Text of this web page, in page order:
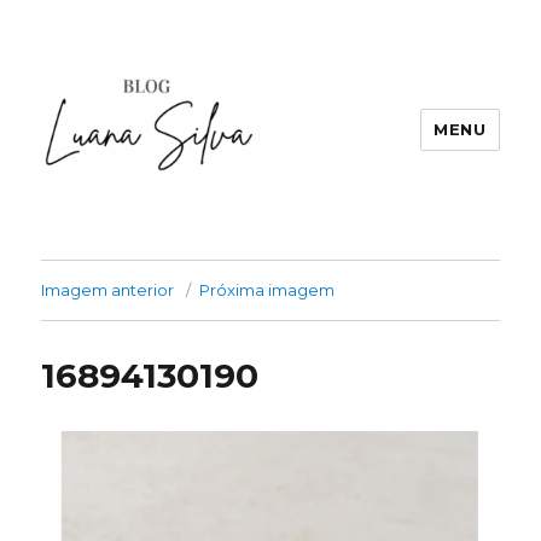
MENU
Imagem anterior Próxima imagem
16894130190